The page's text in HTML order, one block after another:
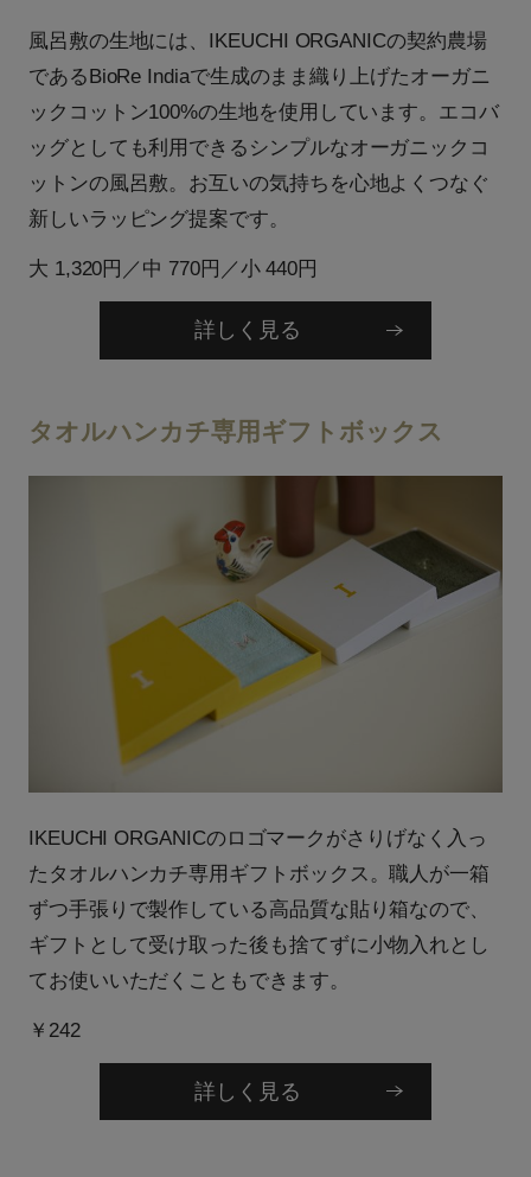
風呂敷の生地には、IKEUCHI ORGANICの契約農場
であるBioRe Indiaで生成のまま織り上げたオーガニ
ックコットン100%の生地を使用しています。エコバ
ッグとしても利用できるシンプルなオーガニックコ
ットンの風呂敷。お互いの気持ちを心地よくつなぐ
新しいラッピング提案です。
大 1,320円／中 770円／小 440円
詳しく見る
タオルハンカチ専用ギフトボックス
IKEUCHI ORGANICのロゴマークがさりげなく入っ
たタオルハンカチ専用ギフトボックス。職人が一箱
ずつ手張りで製作している高品質な貼り箱なので、
ギフトとして受け取った後も捨てずに小物入れとし
てお使いいただくこともできます。
￥242
詳しく見る